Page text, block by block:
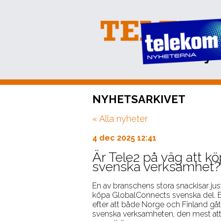
PRENUMERERA
EVENT
NÄTVERKSTRÄFFAR
ARKIV
OM OSS
KONTAKT
NYHETSARKIVET
« Alla nyheter
4 dec 2025 12:41
Är Tele2 på väg att
svenska verksamhet?
En av branschens stora snackisar
köpa GlobalConnects svenska del.
efter att både Norge och Finland
svenska verksamheten, den mest